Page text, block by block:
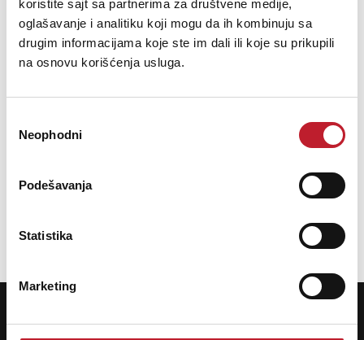
koristite sajt sa partnerima za društvene medije,
oglašavanje i analitiku koji mogu da ih kombinuju sa
drugim informacijama koje ste im dali ili koje su prikupili
na osnovu korišćenja usluga.
сагласности
Neophodni
Podešavanja
Statistika
Marketing
57,00
Šifra: 15071
1 »
prijavite se na naš NEWSLETTER!